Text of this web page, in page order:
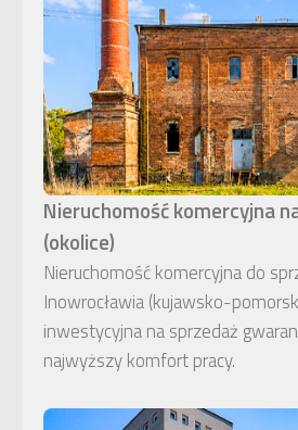
Nieruchomość komercyjna
(okolice)
Nieruchomość komercyjna do
Inowrocławia (kujawsko-
inwestycyjna na sprzedaż
najwyższy komfort pracy.